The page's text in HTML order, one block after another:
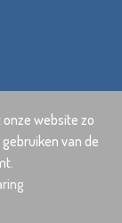
voorwaarden
website zo
van de